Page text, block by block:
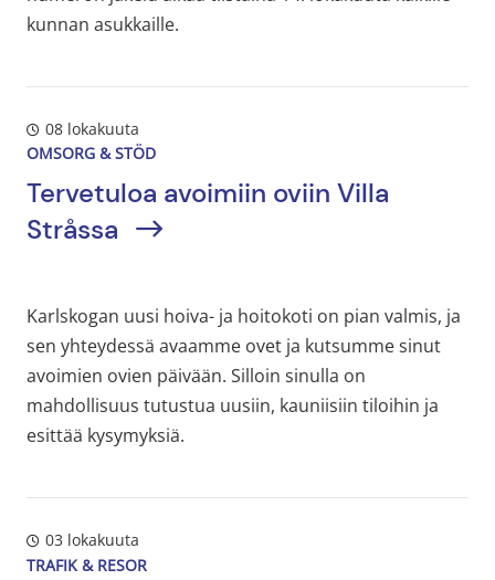
kunnan asukkaille.
08 lokakuuta
OMSORG & STÖD
Tervetuloa avoimiin oviin Villa
Stråssa
Karlskogan uusi hoiva- ja hoitokoti on pian valmis, ja
sen yhteydessä avaamme ovet ja kutsumme sinut
avoimien ovien päivään. Silloin sinulla on
mahdollisuus tutustua uusiin, kauniisiin tiloihin ja
esittää kysymyksiä.
03 lokakuuta
TRAFIK & RESOR